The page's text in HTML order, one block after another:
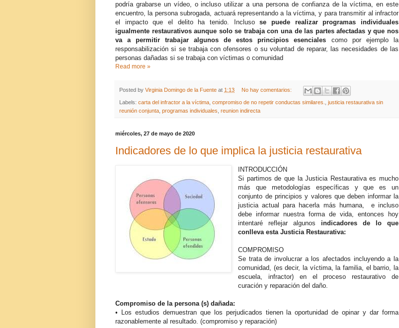
podría grabarse un vídeo, o incluso utilizar a una persona de confianza de la víctima, en este
encuentro, la persona subrogada, actuará representando a la víctima, y para transmitir al infractor
el impacto que el delito ha tenido. Inclusose puede realizar programas individuales
igualmente restaurativos aunque solo se trabaja con una de las partes afectadas y que nos
va a permitir trabajar algunos de estos principios esenciales como por ejemplo la
responsabilización si se trabaja con ofensores o su voluntad de reparar, las necesidades de las
personas dañadas si se trabaja con víctimas o comunidad
Read more »
Posted by Virginia Domingo de la Fuente at 1:13 No hay comentarios:
Labels: carta del infractor a la víctima compromiso de no repetir conductas similares.
justicia restaurativa sin
reunión conjunta programas individuales reunion indirecta
miércoles, 27 de mayo de 2020
Indicadores de lo que implica la justicia restaurativa
INTRODUCCIÓN
Si partimos de que la Justicia Restaurativa es mucho
más que metodologías específicas y que es un
conjunto de principios y valores que deben informar la
justicia actual para hacerla más humana, e incluso
debe informar nuestra forma de vida, entonces hoy
intentaré reflejar algunos indicadores de lo que
conlleva esta Justicia Restaurativa:
COMPROMISO
Se trata de involucrar a los afectados incluyendo a la
comunidad, (es decir, la víctima, la familia, el barrio, la
escuela, infractor) en el proceso restaurativo de
curación y reparación del daño.
Compromiso de la persona (s) dañada:
• Los estudios demuestran que los perjudicados tienen la oportunidad de opinar y dar forma
razonablemente al resultado. (compromiso y reparación)